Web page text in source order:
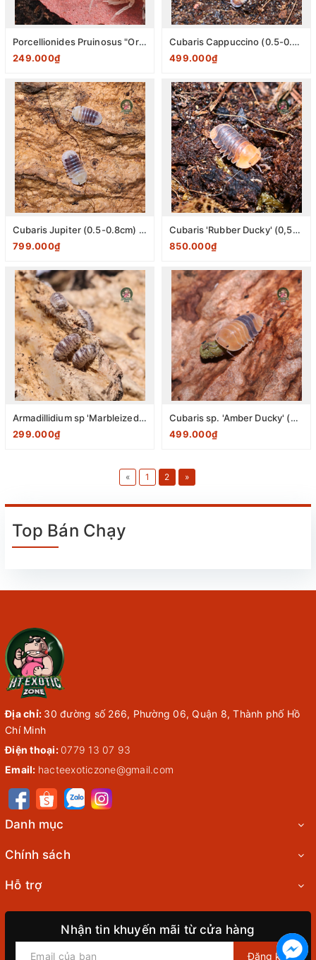
Porcellionides Pruinosus "Orange Cream" (0,5-0,8cm) pack 10 con
249.000₫
Cubaris Cappuccino (0.5-0.8 cm) Pack 10 con
499.000₫
Cubaris Jupiter (0.5-0.8cm) Pack 10
799.000₫
Cubaris 'Rubber Ducky' (0,5-0,8 cm) Pack 10
850.000₫
Armadillidium sp 'Marbleized'(0,5-0,8cm) - Pack 10 con
299.000₫
Cubaris sp. 'Amber Ducky' (0,2-0,5cm) Pack 10 con
499.000₫
« 1 2 »
Top Bán Chạy
Địa chỉ: 30 đường số 266, Phường 06, Quận 8, Thành phố Hồ
Chí Minh
Điện thoại: 0779 13 07 93
Email: hacteexoticzone@gmail.com
Danh mục
Chính sách
Hỗ trợ
Nhận tin khuyến mãi từ cửa hàng
Đăng ký